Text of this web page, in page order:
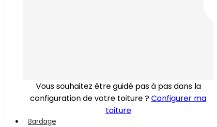
Vous souhaitez être guidé pas à pas dans la
configuration de votre toiture ?Configurer ma
toiture
Bardage